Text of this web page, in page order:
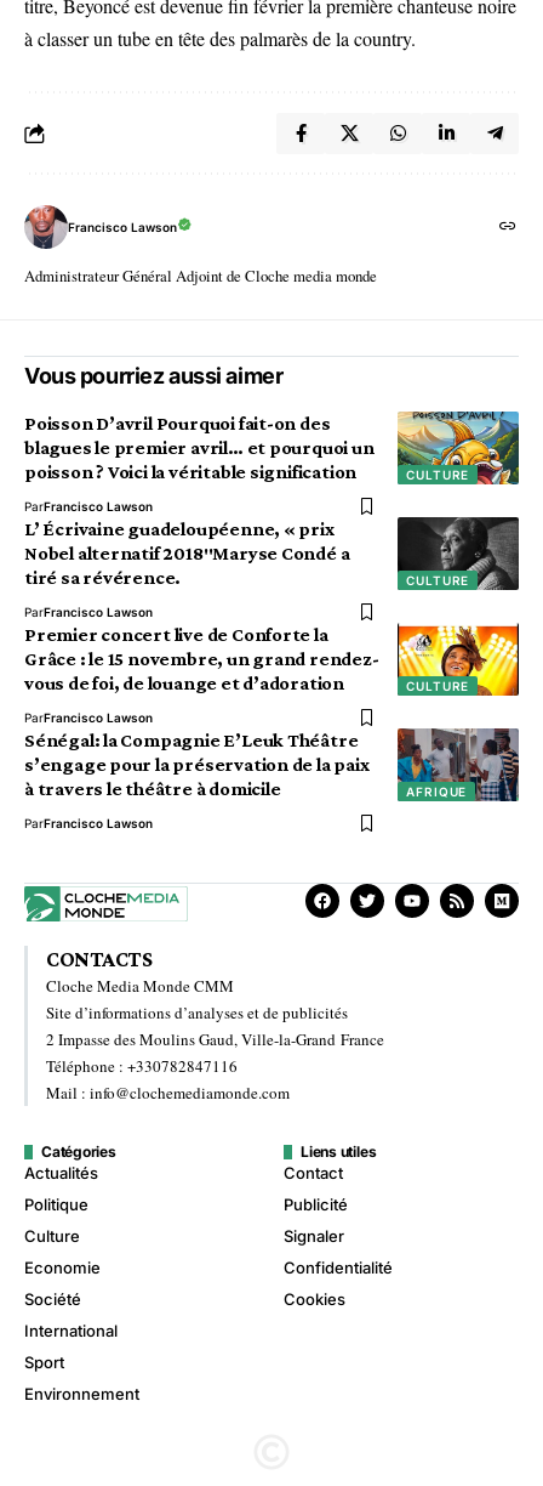
titre, Beyoncé est devenue fin février la première chanteuse noire
à classer un tube en tête des palmarès de la country.
Francisco Lawson
Administrateur Général Adjoint de Cloche media monde
Vous pourriez aussi aimer
CULTURE
Poisson D’avril Pourquoi fait-on des
blagues le premier avril… et pourquoi un
poisson ? Voici la véritable signification
ParFrancisco Lawson
CULTURE
L’ Écrivaine guadeloupéenne, « prix
Nobel alternatif 2018″Maryse Condé a
tiré sa révérence.
ParFrancisco Lawson
CULTURE
Premier concert live de Conforte la
Grâce : le 15 novembre, un grand rendez-
vous de foi, de louange et d’adoration
ParFrancisco Lawson
AFRIQUE
Sénégal: la Compagnie E’Leuk Théâtre
s’engage pour la préservation de la paix
à travers le théâtre à domicile
ParFrancisco Lawson
CONTACTS
Cloche Media Monde CMM
Site d’informations d’analyses et de publicités
2 Impasse des Moulins Gaud, Ville-la-Grand France
Téléphone : +330782847116
Mail : info@clochemediamonde.com
Catégories
Actualités
Politique
Culture
Economie
Société
International
Sport
Environnement
Liens utiles
Contact
Publicité
Signaler
Confidentialité
Cookies